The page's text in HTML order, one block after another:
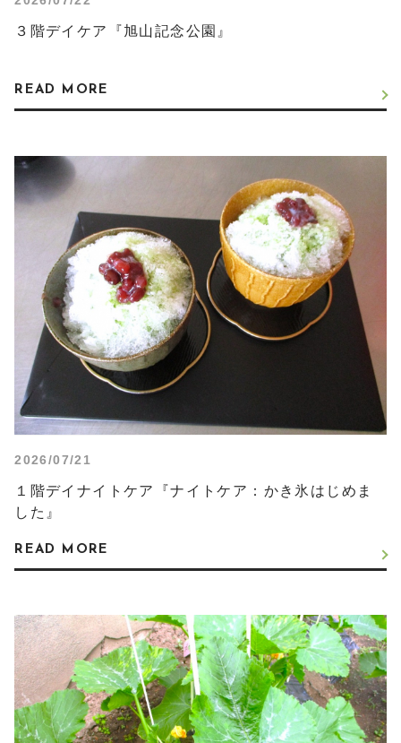
３階デイケア『旭山記念公園』
READ MORE
2026/07/21
１階デイナイトケア『ナイトケア：かき氷はじめま
した』
READ MORE